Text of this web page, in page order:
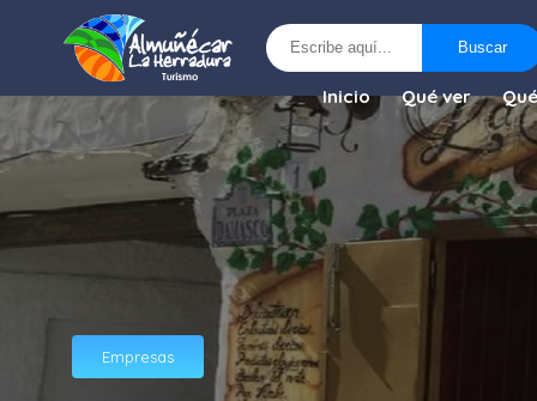
Buscar
Inicio Qué ver
Empresas